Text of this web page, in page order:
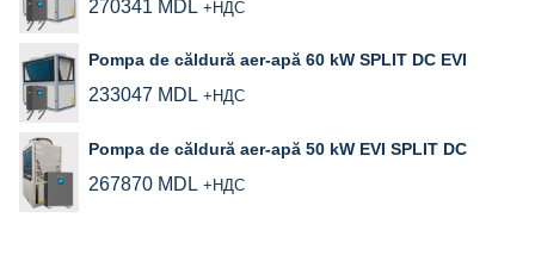
270341 MDL +НДС
Pompa de căldură aer‑apă 60 kW SPLIT DC EVI
233047 MDL +НДС
Pompa de căldură aer‑apă 50 kW EVI SPLIT DC
267870 MDL +НДС